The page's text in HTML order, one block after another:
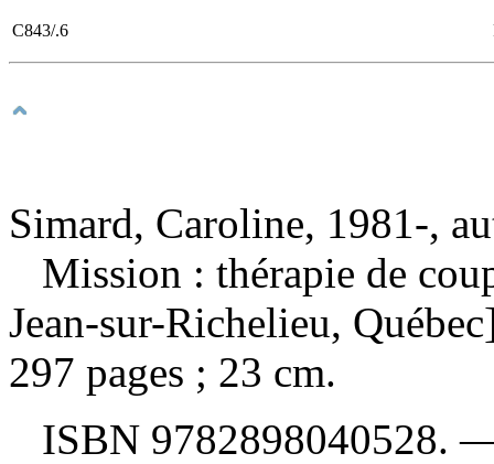
C843/.6
Simard, Caroline, 1981-,
Mission : thérapie de
Jean-sur-Richelieu,
297 pages ; 23 cm.
ISBN 9782898040528.